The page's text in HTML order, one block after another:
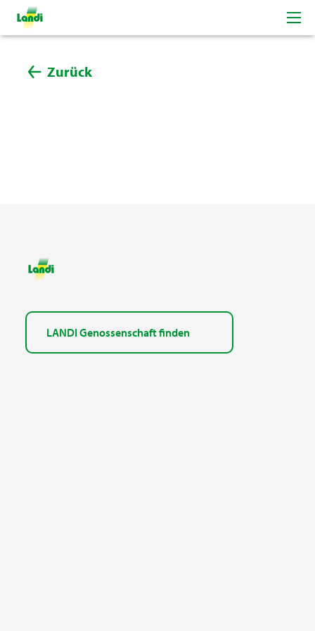
Zurück
LANDI Genossenschaft finden